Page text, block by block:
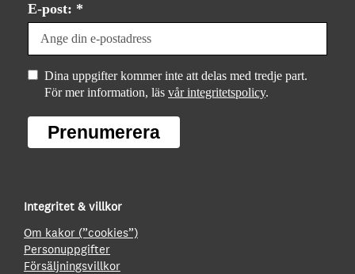
E-post: *
Dina uppgifter kommer inte att delas med tredje part.
För mer information, läs vår integritetspolicy.
Prenumerera
Integritet & villkor
Om kakor (”cookies”)
Personuppgifter
Försäljningsvillkor